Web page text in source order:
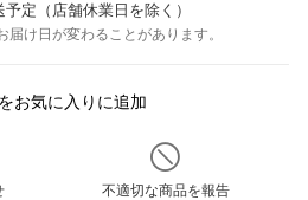
定（店舗休業日を除く）
け日が変わることがあります。
お気に入りに追加
不適切な商品を報告